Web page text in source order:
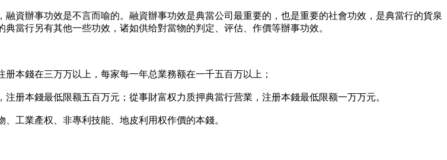
資辦事功效是不言而喻的。融資辦事功效是典當公司最重要的，也是重要的社會功效，是典當行的貨泉
當行另有其他一些功效，诸如供给對當物的判定、评估、作價等辦事功效。
本錢在三万万以上，每家每一年总業務额在一千五百万以上；
册本錢最低限额五百万元；從事財富权力质押典當行营業，注册本錢最低限额一万万元。
工業產权、非專利技能、地皮利用权作價的本錢。